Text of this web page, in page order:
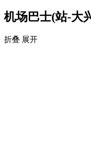
机场巴士(站-大
折叠 展开